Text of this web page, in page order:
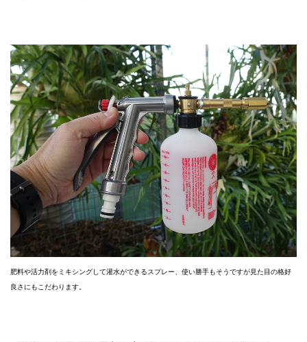
肥料や活力剤をミキシングして灌水ができるスプレー、使い勝手もそうですが見た目の格好
良さにもこだわります。